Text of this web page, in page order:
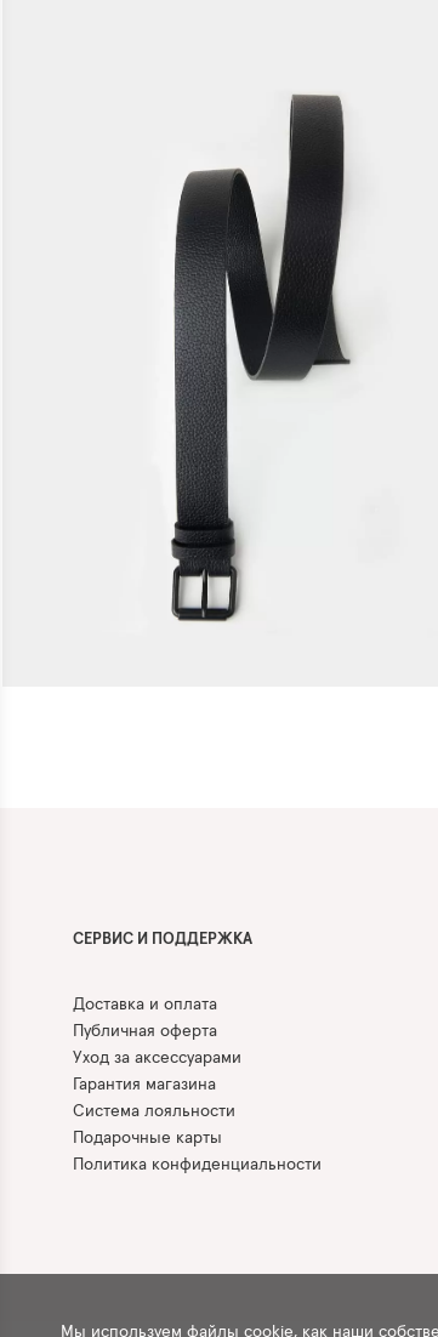
СЕРВИС И ПОДДЕРЖКА
Доставка и оплата
Публичная оферта
Уход за аксессуарами
Гарантия магазина
Система лояльности
Подарочные карты
Политика конфиденциальности
Мы используем файлы cookie, как наши